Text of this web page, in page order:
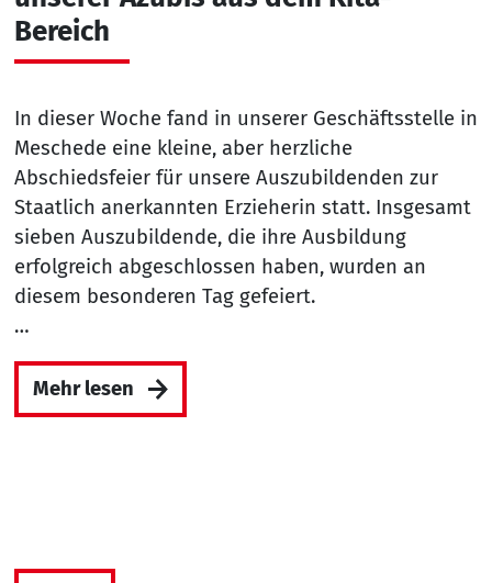
Bereich
In dieser Woche fand in unserer Geschäftsstelle in
Meschede eine kleine, aber herzliche
Abschiedsfeier für unsere Auszubildenden zur
Staatlich anerkannten Erzieherin statt. Insgesamt
sieben Auszubildende, die ihre Ausbildung
erfolgreich abgeschlossen haben, wurden an
diesem besonderen Tag gefeiert.
…
Mehr lesen